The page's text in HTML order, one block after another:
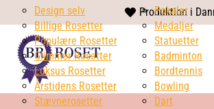
heart
solid
Produktion i
Design selv
Billige Rosetter
Populære Rosetter
Glimmer Rosetter
Luksus Rosetter
Årstidens Rosetter
Stævnerosetter
Pokaler
Medaljer
Statuetter
Badminton
Bordtennis
Bowling
Dart